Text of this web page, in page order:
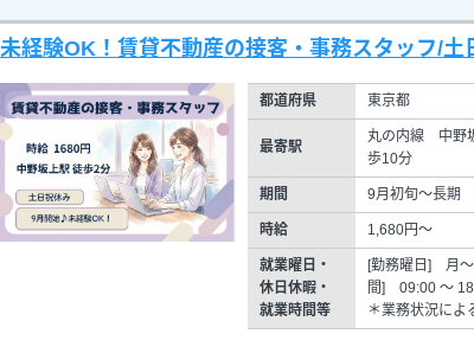
未経験OK！賃貸不動産の接客・事務スタッフ/土
都道府県 東京都
最寄駅
丸の内線 中野
歩10分
期間 9月初旬～長期
時給 1,680円～
就業曜日・
休日休暇・
就業時間等
[勤務曜日] 月
間] 09:00 ～
＊業務状況によ